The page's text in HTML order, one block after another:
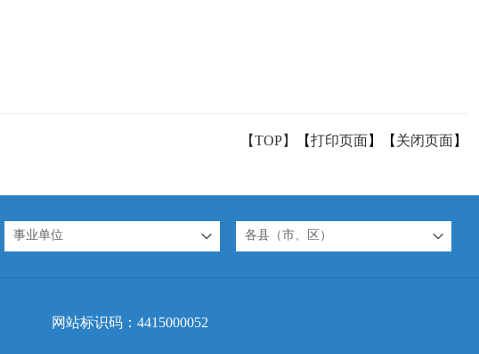
【TOP】 【打印页面】【 关闭页面】
事业单位 各县（市、区）
网站标识码：4415000052